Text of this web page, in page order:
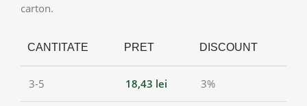
carton.
CANTITATE PRET DISCOUNT
3-5 18,43 lei 3%